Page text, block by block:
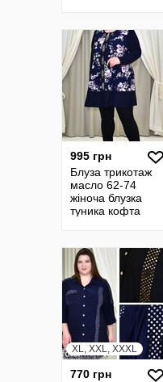
995 грн
Блуза трикотаж
масло 62-74
жіноча блузка
туника кофта
батал 24120
XL, XXL, XXXL
770 грн